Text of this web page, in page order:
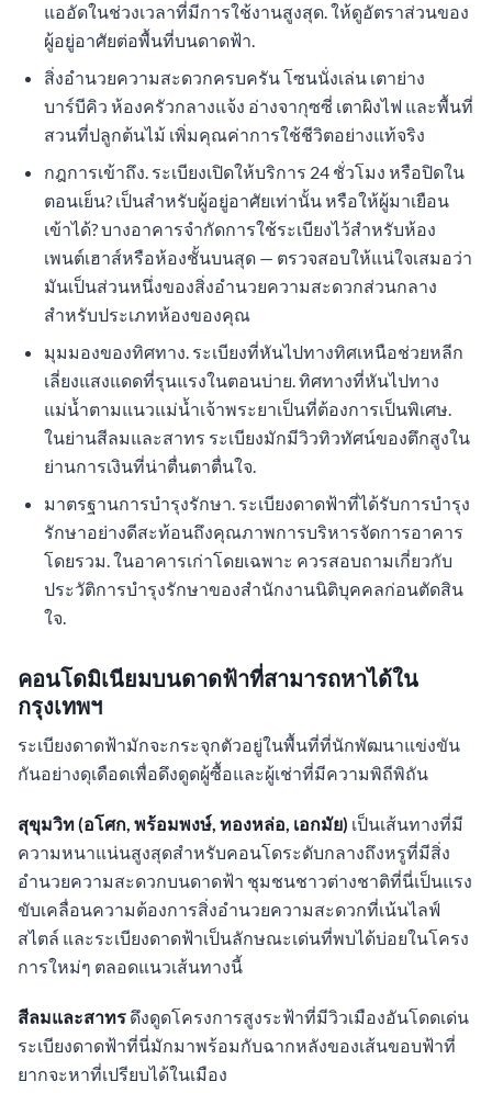
แออัดในช่วงเวลาที่มีการใช้งานสูงสุด. ให้ดูอัตราส่วนของ
ผู้อยู่อาศัยต่อพื้นที่บนดาดฟ้า.
สิ่งอำนวยความสะดวกครบครัน โซนนั่งเล่น เตาย่าง
บาร์บีคิว ห้องครัวกลางแจ้ง อ่างจากุซซี่ เตาผิงไฟ และพื้นที่
สวนที่ปลูกต้นไม้ เพิ่มคุณค่าการใช้ชีวิตอย่างแท้จริง
กฎการเข้าถึง. ระเบียงเปิดให้บริการ 24 ชั่วโมง หรือปิดใน
ตอนเย็น? เป็นสำหรับผู้อยู่อาศัยเท่านั้น หรือให้ผู้มาเยือน
เข้าได้? บางอาคารจำกัดการใช้ระเบียงไว้สำหรับห้อง
เพนต์เฮาส์หรือห้องชั้นบนสุด — ตรวจสอบให้แน่ใจเสมอว่า
มันเป็นส่วนหนึ่งของสิ่งอำนวยความสะดวกส่วนกลาง
สำหรับประเภทห้องของคุณ
มุมมองของทิศทาง. ระเบียงที่หันไปทางทิศเหนือช่วยหลีก
เลี่ยงแสงแดดที่รุนแรงในตอนบ่าย. ทิศทางที่หันไปทาง
แม่น้ำตามแนวแม่น้ำเจ้าพระยาเป็นที่ต้องการเป็นพิเศษ.
ในย่านสีลมและสาทร ระเบียงมักมีวิวทิวทัศน์ของตึกสูงใน
ย่านการเงินที่น่าตื่นตาตื่นใจ.
มาตรฐานการบำรุงรักษา. ระเบียงดาดฟ้าที่ได้รับการบำรุง
รักษาอย่างดีสะท้อนถึงคุณภาพการบริหารจัดการอาคาร
โดยรวม. ในอาคารเก่าโดยเฉพาะ ควรสอบถามเกี่ยวกับ
ประวัติการบำรุงรักษาของสำนักงานนิติบุคคลก่อนตัดสิน
ใจ.
คอนโดมิเนียมบนดาดฟ้าที่สามารถหาได้ใน
กรุงเทพฯ
ระเบียงดาดฟ้ามักจะกระจุกตัวอยู่ในพื้นที่ที่นักพัฒนาแข่งขัน
กันอย่างดุเดือดเพื่อดึงดูดผู้ซื้อและผู้เช่าที่มีความพิถีพิถัน
สุขุมวิท (อโศก, พร้อมพงษ์, ทองหล่อ, เอกมัย) เป็นเส้นทางที่มี
ความหนาแน่นสูงสุดสำหรับคอนโดระดับกลางถึงหรูที่มีสิ่ง
อำนวยความสะดวกบนดาดฟ้า ชุมชนชาวต่างชาติที่นี่เป็นแรง
ขับเคลื่อนความต้องการสิ่งอำนวยความสะดวกที่เน้นไลฟ์
สไตล์ และระเบียงดาดฟ้าเป็นลักษณะเด่นที่พบได้บ่อยในโครง
การใหม่ๆ ตลอดแนวเส้นทางนี้
สีลมและสาทร ดึงดูดโครงการสูงระฟ้าที่มีวิวเมืองอันโดดเด่น
ระเบียงดาดฟ้าที่นี่มักมาพร้อมกับฉากหลังของเส้นขอบฟ้าที่
ยากจะหาที่เปรียบได้ในเมือง